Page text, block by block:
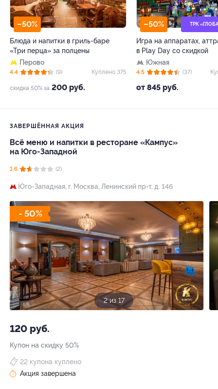
–50%
Блюда и напитки в гриль-баре
«Три перца» за полцены
Перово
скидка 50% за 200 руб.
4.4 (9) Куплено 375
–50% ТРК
Игра на аппаратах,
в Play Day со скидкой
Южная
от 845 руб.
4.5 (37)
ЗАВЕРШЁННАЯ АКЦИЯ
Всё меню и напитки в ресторане «Кампус»
на Юго-Западной
1.6 (2)
Юго-Западная, г. Москва, Ленинский пр-т, д. 146
- 50%
2 из 17
120 руб.
Купон на скидку 50%
22 купона куплено
Акция завершена